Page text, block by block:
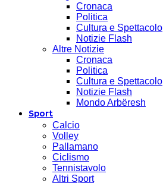
Cronaca
Politica
Cultura e Spettacolo
Notizie Flash
Altre Notizie
Cronaca
Politica
Cultura e Spettacolo
Notizie Flash
Mondo Arbëresh
Sport
Calcio
Volley
Pallamano
Ciclismo
Tennistavolo
Altri Sport